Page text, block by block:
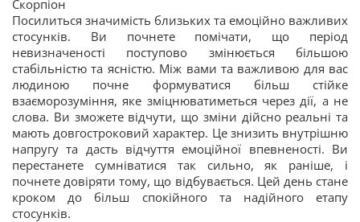
Скорпіон
Посилиться значимість близьких та емоційно важливих
стосунків. Ви почнете помічати, що період
невизначеності поступово змінюється більшою
стабільністю та ясністю. Між вами та важливою для вас
людиною почне формуватися більш стійке
взаєморозуміння, яке зміцнюватиметься через дії, а не
слова. Ви зможете відчути, що зміни дійсно реальні та
мають довгостроковий характер. Це знизить внутрішню
напругу та дасть відчуття емоційної впевненості. Ви
перестанете сумніватися так сильно, як раніше, і
почнете довіряти тому, що відбувається. Цей день стане
кроком до більш спокійного та надійного етапу
стосунків.